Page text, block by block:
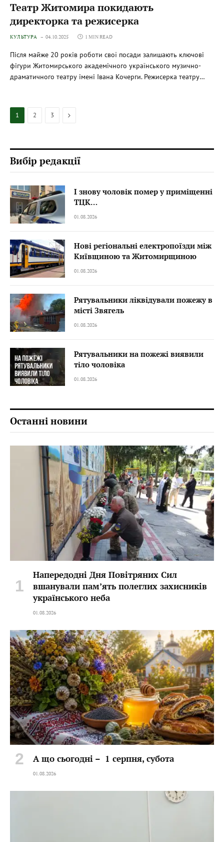
Театр Житомира покидають
директорка та режисерка
КУЛЬТУРА 04.10.2025 1 MIN READ
Після майже 20 років роботи свої посади залишають ключові
фігури Житомирського академічного українського музично-
драматичного театру імені Івана Кочерги. Режисерка театру…
1 2 3 Next
Вибір редакції
І знову чоловік помер у приміщенні
ТЦК…
01.08.2026
Нові регіональні електропоїзди між
Київщиною та Житомирщиною
01.08.2026
Рятувальники ліквідували пожежу в
місті Звягель
01.08.2026
Рятувальники на пожежі виявили
тіло чоловіка
01.08.2026
Останні новини
Напередодні Дня Повітряних Сил
вшанували пам’ять полеглих захисників
українського неба
01.08.2026
А що сьогодні – 1 серпня, субота
01.08.2026